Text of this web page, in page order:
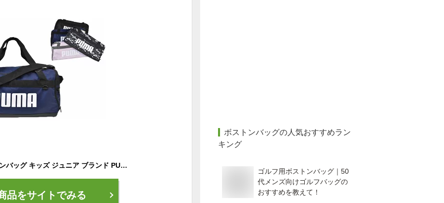
プーマ バッグ ボストンバッグ キッズ ジュニア ブランド PUMA プーマ チャレンジャー ダッフルバッグ S 35L ブラック ネイビー パールピンク ブラックロゴ スクールバッグ 子供用 男の子 小学生 スポーツバッグ 新品【あす楽】
品をサイトでみる
ボストンバッグの人気おすすめラン
キング
ゴルフ用ボストンバッグ｜50
代メンズ向けゴルフバッグの
おすすめを教えて！